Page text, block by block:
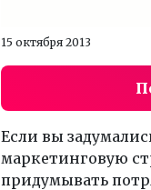
15 октября 2013
Если вы
маркетинговую
придумывать